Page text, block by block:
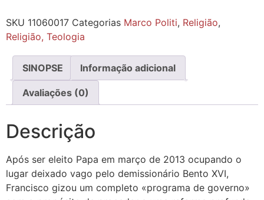
SKU 11060017 Categorias Marco Politi, Religião,
Religião, Teologia
SINOPSE Informação adicional
Avaliações (0)
Descrição
Após ser eleito Papa em março de 2013 ocupando o
lugar deixado vago pelo demissionário Bento XVI,
Francisco gizou um completo «programa de governo»